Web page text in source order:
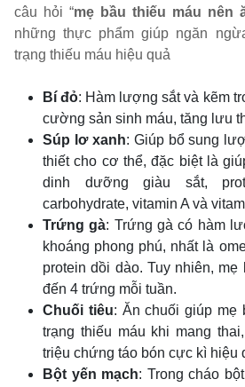
câu hỏi “mẹ bầu thiếu máu nên
những thực phẩm giúp ngăn
trạng thiếu máu hiệu quả
Bí đỏ: Hàm lượng sắt và kẽm
cường sản sinh máu, tăng lưu
Súp lơ xanh: Giúp bổ sung
thiết cho cơ thể, đặc biệt là
dinh dưỡng giàu sắt,
carbohydrate, vitamin A và
Trứng gà: Trứng gà có hàm
khoáng phong phú, nhất là
protein dồi dào. Tuy nhiên,
đến 4 trứng mỗi tuần.
Chuối tiêu: Ăn chuối giúp mẹ
trạng thiếu máu khi mang
triệu chứng táo bón cực kì hiệu
Bột yến mạch: Trong cháo